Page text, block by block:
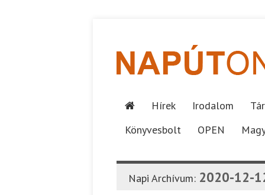
Hírek Irodalom
Könyvesbolt
OPEN
Napi Archívum: 2020-12-